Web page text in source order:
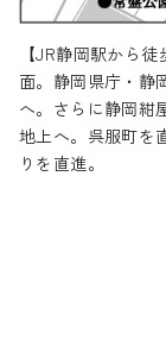
【JR静岡駅から
面。静岡県庁・静
へ。さらに静岡紺
地上へ。呉服町を
りを直進。